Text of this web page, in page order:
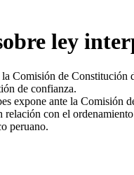
ley
Comisión de
de confianza.
expone ante la Comisión
relación con el
peruano.